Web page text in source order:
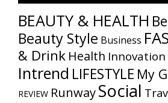
BEAUTY & HEALTH
Beauty Style Business
& Drink Health Innovation
Intrend LIFESTYLE My​
REVIEW RunwaySocial